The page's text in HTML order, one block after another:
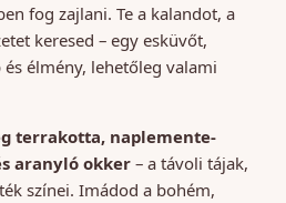
fog zajlani. Te a kalandot, a
keresed – egy esküvőt,
élmény, lehetőleg valami
terrakotta, naplemente-
aranyló okker – a távoli tájak,
színei. Imádod a bohém,